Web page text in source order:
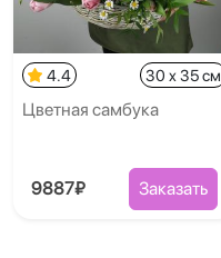
4.4 30 x 35 см
Цветная самбука
9887₽ Заказать